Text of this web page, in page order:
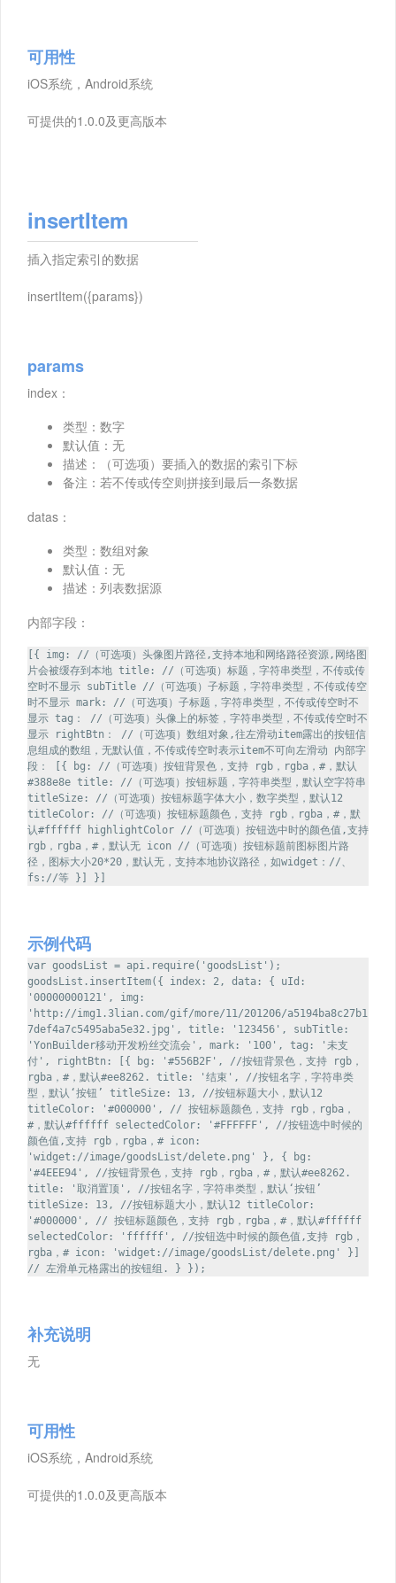
可用性
iOS系统，Android系统
可提供的1.0.0及更高版本
insertItem
插入指定索引的数据
insertItem({params})
params
index：
类型：数字
默认值：无
描述：（可选项）要插入的数据的索引下标
备注：若不传或传空则拼接到最后一条数据
datas：
类型：数组对象
默认值：无
描述：列表数据源
内部字段：
[{ img: //（可选项）头像图片路径,支持本地和网络路径资源,网络图
片会被缓存到本地 title: //（可选项）标题，字符串类型，不传或传
空时不显示 subTitle //（可选项）子标题，字符串类型，不传或传空
时不显示 mark: //（可选项）子标题，字符串类型，不传或传空时不
显示 tag： //（可选项）头像上的标签，字符串类型，不传或传空时不
显示 rightBtn： //（可选项）数组对象,往左滑动item露出的按钮信
息组成的数组，无默认值，不传或传空时表示item不可向左滑动 内部字
段： [{ bg: //（可选项）按钮背景色，支持 rgb，rgba，#，默认
#388e8e title: //（可选项）按钮标题，字符串类型，默认空字符串
titleSize: //（可选项）按钮标题字体大小，数字类型，默认12
titleColor: //（可选项）按钮标题颜色，支持 rgb，rgba，#，默
认#ffffff highlightColor //（可选项）按钮选中时的颜色值,支持
rgb，rgba，#，默认无 icon //（可选项）按钮标题前图标图片路
径，图标大小20*20，默认无，支持本地协议路径，如widget：//、
fs://等 }] }]
示例代码
var goodsList = api.require('goodsList');
goodsList.insertItem({ index: 2, data: { uId:
'00000000121', img:
'http://img1.3lian.com/gif/more/11/201206/a5194ba8c27b1
7def4a7c5495aba5e32.jpg', title: '123456', subTitle:
'YonBuilder移动开发粉丝交流会', mark: '100', tag: '未支
付', rightBtn: [{ bg: '#556B2F', //按钮背景色，支持 rgb，
rgba，#，默认#ee8262. title: '结束', //按钮名字，字符串类
型，默认‘按钮’ titleSize: 13, //按钮标题大小，默认12
titleColor: '#000000', // 按钮标题颜色，支持 rgb，rgba，
#，默认#ffffff selectedColor: '#FFFFFF', //按钮选中时候的
颜色值,支持 rgb，rgba，# icon:
'widget://image/goodsList/delete.png' }, { bg:
'#4EEE94', //按钮背景色，支持 rgb，rgba，#，默认#ee8262.
title: '取消置顶', //按钮名字，字符串类型，默认‘按钮’
titleSize: 13, //按钮标题大小，默认12 titleColor:
'#000000', // 按钮标题颜色，支持 rgb，rgba，#，默认#ffffff
selectedColor: 'ffffff', //按钮选中时候的颜色值,支持 rgb，
rgba，# icon: 'widget://image/goodsList/delete.png' }]
// 左滑单元格露出的按钮组. } });
补充说明
无
可用性
iOS系统，Android系统
可提供的1.0.0及更高版本